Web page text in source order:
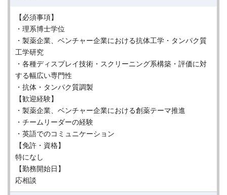
【必須事項】
・理系博士学位
・製薬企業、ベンチャー企業における抗体工学・タンパク質
工学研究
・各種ディスプレイ技術・スクリーニング系構築・評価に対
する幅広い専門性
・抗体・タンパク質調製
【歓迎経験】
・製薬企業、ベンチャー企業における創薬テーマ推進
・チームリーダーの経験
・英語でのコミュニケーション
【免許・資格】
特になし
【勤務開始日】
応相談